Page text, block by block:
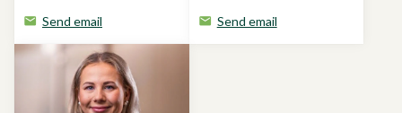
Send email Send email